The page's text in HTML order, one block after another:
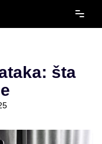
šta